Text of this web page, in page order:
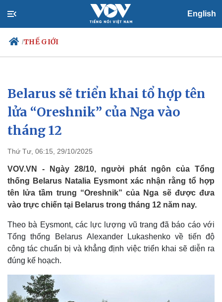
English
/THẾ GIỚI
Chính trị
Đảng
Tổ chức nhân sự
Quốc hội
Nhận diện sự thật
Xã hội
Tin 24h
Dự báo thời tiết
Belarus sẽ triển khai tổ hợp tên
lửa “Oreshnik” của Nga vào
tháng 12
Thứ Tư, 06:15, 29/10/2025
VOV.VN - Ngày 28/10, người phát ngôn của Tổng
thống Belarus Natalia Eysmont xác nhận rằng tổ hợp
tên lửa tầm trung “Oreshnik” của Nga sẽ được đưa
vào trực chiến tại Belarus trong tháng 12 năm nay.
Theo bà Eysmont, các lực lượng vũ trang đã báo cáo với
Tổng thống Belarus Alexander Lukashenko về tiến độ
công tác chuẩn bị và khẳng định việc triển khai sẽ diễn ra
đúng kế hoạch.